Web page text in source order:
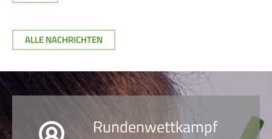
ALLE NACHRICHTEN
Runden­wettkampf